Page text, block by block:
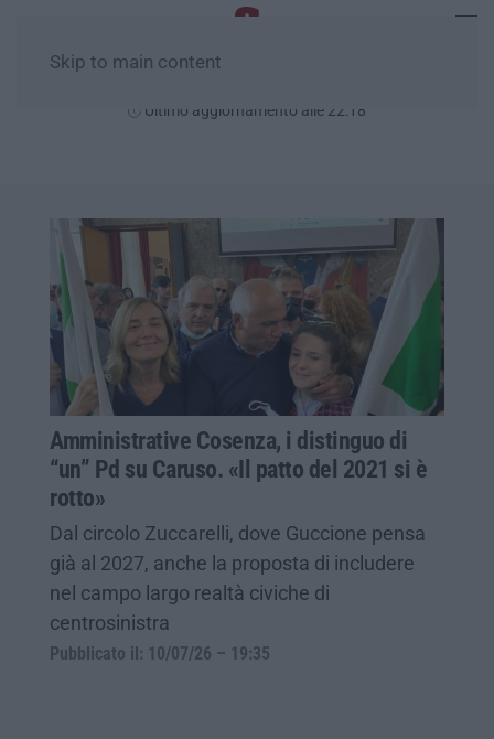
Skip to main content
Ultimo aggiornamento alle 22:18
Amministrative Cosenza, i distinguo di
“un” Pd su Caruso. «Il patto del 2021 si è
rotto»
Dal circolo Zuccarelli, dove Guccione pensa
già al 2027, anche la proposta di includere
nel campo largo realtà civiche di
centrosinistra
Pubblicato il: 10/07/26 – 19:35